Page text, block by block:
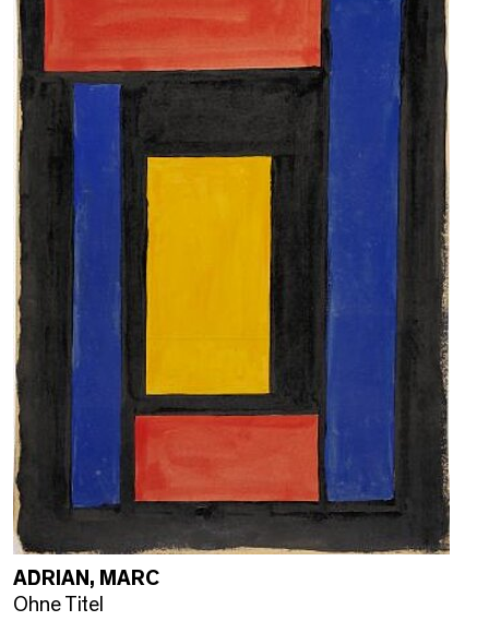
ADRIAN, MARC
Ohne Titel